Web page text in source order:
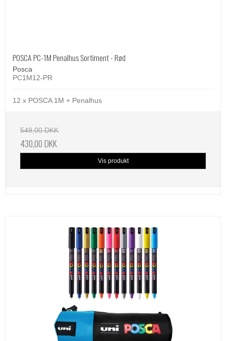
POSCA PC-1M Penalhus Sortiment - Rød
Posca
PC1M12-PR
12 x POSCA 1M + Penalhus
549,00 DKK
430,00 DKK
Vis produkt